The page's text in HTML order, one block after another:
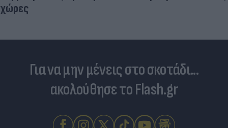
Για να μην μένεις στο σκοτάδι...
ακολούθησε το Flash.gr